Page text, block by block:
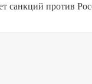
санкций против